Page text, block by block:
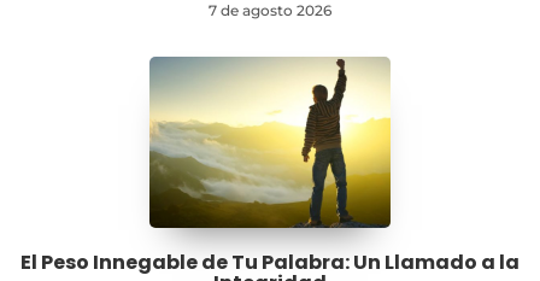
7 de agosto 2026
El Peso Innegable de Tu Palabra: Un Llamado a la